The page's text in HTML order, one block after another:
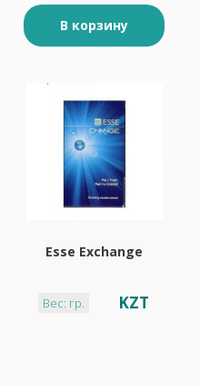
В корзину
Esse Exchange
Вес: гр. KZT